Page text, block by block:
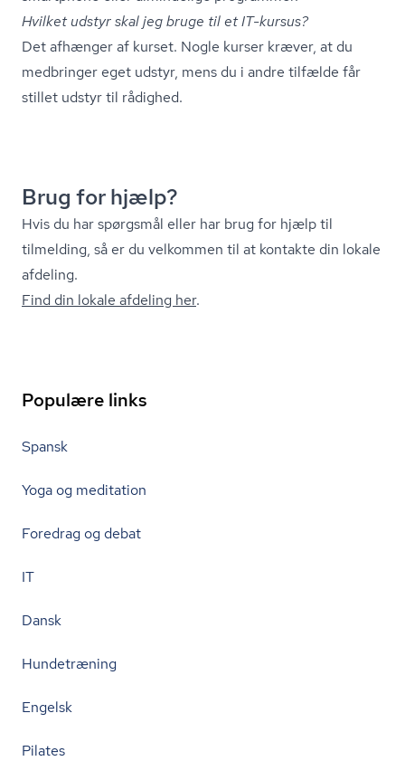
Hvilket udstyr skal jeg bruge til et IT-kursus?
Det afhænger af kurset. Nogle kurser kræver, at du
medbringer eget udstyr, mens du i andre tilfælde får
stillet udstyr til rådighed.
Brug for hjælp?
Hvis du har spørgsmål eller har brug for hjælp til
tilmelding, så er du velkommen til at kontakte din lokale
afdeling.
Find din lokale afdeling her.
Populære links
Spansk
Yoga og meditation
Foredrag og debat
IT
Dansk
Hundetræning
Engelsk
Pilates